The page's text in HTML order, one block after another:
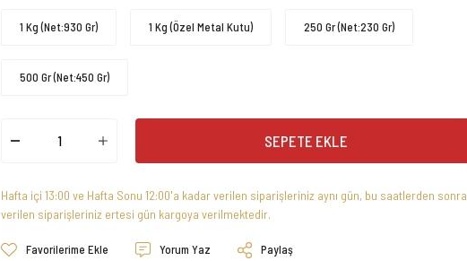
1 Kg (Net:930 Gr) 1 Kg (Özel Metal Kutu) 250 Gr (Net:230 Gr)
500 Gr (Net:450 Gr)
SEPETE EKLE
Hafta içi 13:00 ve Hafta Sonu 12:00'a kadar verilen siparişleriniz aynı gün, bu saatlerden sonra
verilen siparişleriniz ertesi gün kargoya verilmektedir.
Yorum Yaz Paylaş